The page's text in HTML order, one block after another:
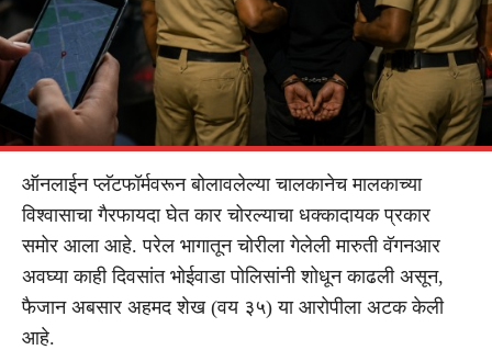
ऑनलाईन प्लॅटफॉर्मवरून बोलावलेल्या चालकानेच मालकाच्या
विश्वासाचा गैरफायदा घेत कार चोरल्याचा धक्कादायक प्रकार
समोर आला आहे. परेल भागातून चोरीला गेलेली मारुती वॅगनआर
अवघ्या काही दिवसांत भोईवाडा पोलिसांनी शोधून काढली असून,
फैजान अबसार अहमद शेख (वय ३५) या आरोपीला अटक केली
आहे.